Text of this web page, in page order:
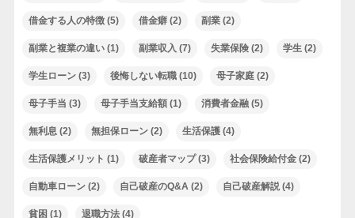
借金する人の特徴(5) 借金癖(2) 副業(2)
副業と複業の違い(1) 副業収入 (7) 失業保険(2) 学生(2)
学生ローン(3) 後悔しない転職(10) 母子家庭(2)
母子手当 (3) 母子手当支給額(1) 消費者金融(5)
無利息(2) 無担保ローン(2) 生活保護(4)
生活保護メリット (1) 破産者マップ(3) 社会保険給付金(2)
自動車ローン(2) 自己破産のQ&A(2) 自己破産解説(4)
貧困 (1) 退職方法(4)